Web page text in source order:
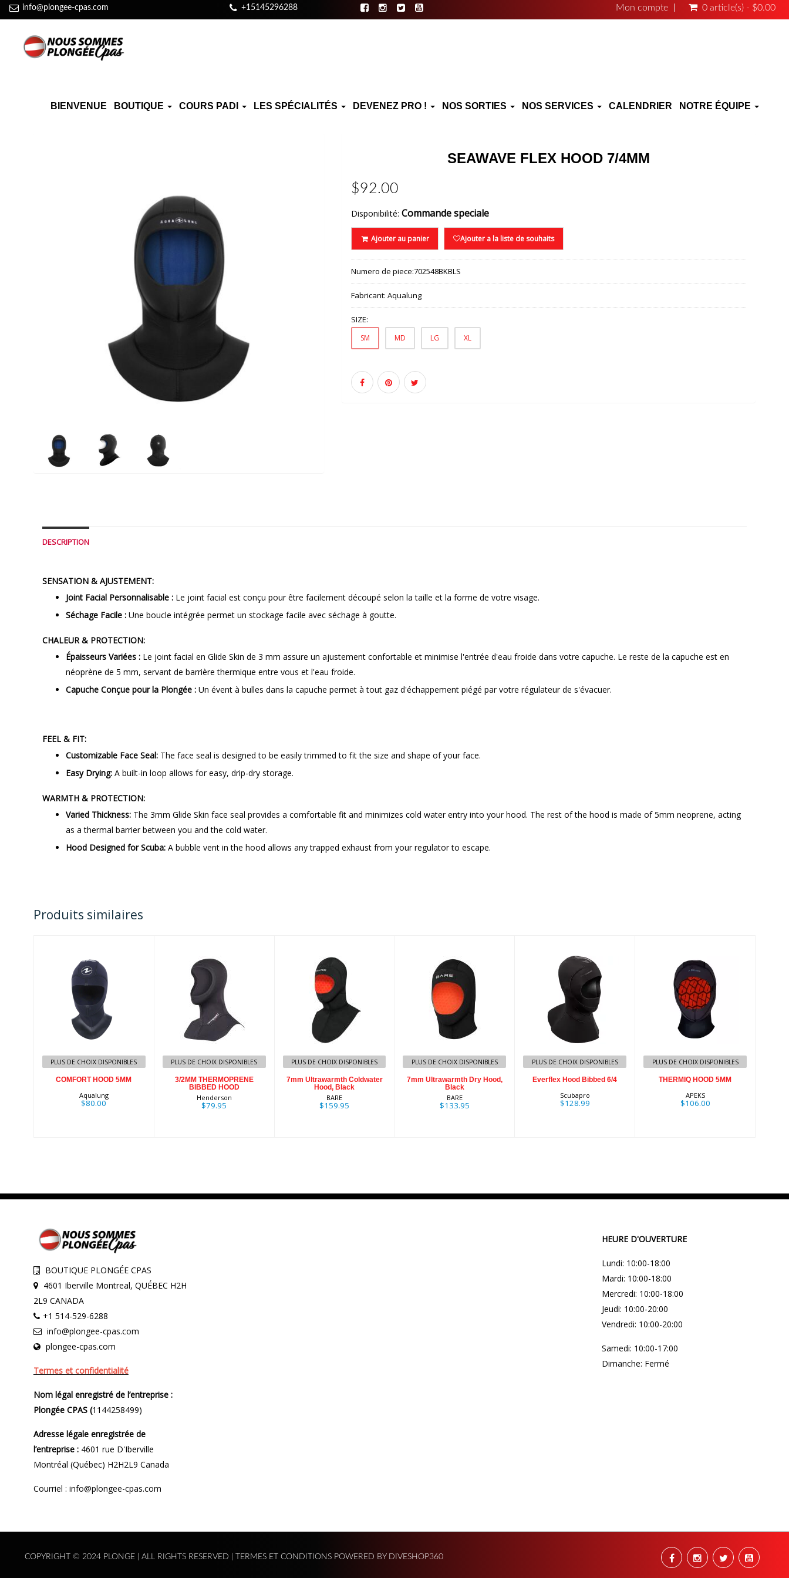
info@plongee-cpas.com +15145296288 Mon compte 0 article(s) - $0.00
BIENVENUE BOUTIQUE COURS PADI LES SPÉCIALITÉS DEVENEZ PRO ! NOS SORTIES NOS SERVICES CALENDRIER NOTRE ÉQUIPE
SEAWAVE FLEX HOOD 7/4MM
$92.00
Disponibilité: Commande speciale
Ajouter au panier Ajouter a la liste de souhaits
Numero de piece:702548BKBLS
Fabricant: Aqualung
SIZE:
SM MD LG XL
DESCRIPTION
SENSATION & AJUSTEMENT:
Joint Facial Personnalisable :Le joint facial est conçu pour être facilement découpé selon la taille et la forme de votre visage.
Séchage Facile :Une boucle intégrée permet un stockage facile avec séchage à goutte.
CHALEUR & PROTECTION:
Épaisseurs Variées :Le joint facial en Glide Skin de 3 mm assure un ajustement confortable et minimise l'entrée d'eau froide dans votre capuche. Le reste de la capuche est en
néoprène de 5 mm, servant de barrière thermique entre vous et l'eau froide.
Capuche Conçue pour la Plongée :Un évent à bulles dans la capuche permet à tout gaz d'échappement piégé par votre régulateur de s'évacuer.
FEEL & FIT:
Customizable Face Seal:The face seal is designed to be easily trimmed to fit the size and shape of your face.
Easy Drying:A built-in loop allows for easy, drip-dry storage.
WARMTH & PROTECTION:
Varied Thickness:The 3mm Glide Skin face seal provides a comfortable fit and minimizes cold water entry into your hood. The rest of the hood is made of 5mm neoprene, acting
as a thermal barrier between you and the cold water.
Hood Designed for Scuba:A bubble vent in the hood allows any trapped exhaust from your regulator to escape.
Produits similaires
COMFORT
HOOD 5MM
$80.00
PLUS DE CHOIX DISPONIBLES
COMFORT HOOD 5MM
Aqualung
$80.00
3/2MM
THERMOPRENE
BIBBED HOOD
PLUS DE CHOIX DISPONIBLES
3/2MM THERMOPRENE
BIBBED HOOD
Henderson
$79.95
7mm
Ultrawarmth
Coldwater Hood,
Black
$159.95
PLUS DE CHOIX DISPONIBLES
7mm Ultrawarmth Coldwater
Hood, Black
BARE
$159.95
7mm
Ultrawarmth Dry
Hood, Black
PLUS DE CHOIX DISPONIBLES
7mm Ultrawarmth Dry Hood,
Black
BARE
$133.95
Everflex Hood
Bibbed 6/4
$128.99
PLUS DE CHOIX DISPONIBLES
Everflex Hood Bibbed 6/4
Scubapro
$128.99
THERMIQ HOOD
5MM
$106.00
PLUS DE CHOIX DISPONIBLES
THERMIQ HOOD 5MM
APEKS
$106.00
BOUTIQUE PLONGÉE CPAS
4601 Iberville Montreal, QUÉBEC H2H
2L9 CANADA
+1 514-529-6288
info@plongee-cpas.com
plongee-cpas.com
Termes et confidentialité
Nom légal enregistré de l’entreprise :
Plongée CPAS (1144258499)
Adresse légale enregistrée de
l’entreprise :4601 rue D'Iberville
Montréal (Québec) H2H2L9 Canada
Courriel : info@plongee-cpas.com
HEURE D'OUVERTURE
Lundi: 10:00-18:00
Mardi: 10:00-18:00
Mercredi: 10:00-18:00
Jeudi: 10:00-20:00
Vendredi: 10:00-20:00
Samedi: 10:00-17:00
Dimanche: Fermé
COPYRIGHT © 2024 PLONGE | ALL RIGHTS RESERVED | TERMES ET CONDITIONS POWERED BY DIVESHOP360